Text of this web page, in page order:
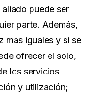
puede ser
parte. Además,
más iguales y si se
ofrecer el solo,
los servicios
y utilización;